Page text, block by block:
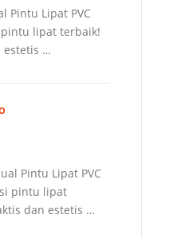
Pintu Lipat PVC
lipat terbaik!
estetis …
Pintu Lipat PVC
pintu lipat
dan estetis …